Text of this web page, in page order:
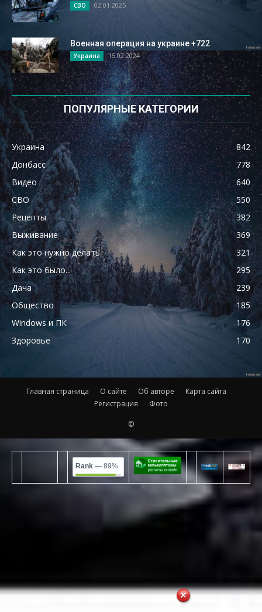
СВО 02.01.2025
Военная операция на украине +722
Украина 15.02.2024
ПОПУЛЯРНЫЕ КАТЕГОРИИ
Украина
842
Донбасс
778
Видео
640
СВО
550
Рецепты
382
Выживание
369
Как это нужно делать
321
Как это было...
295
Дача
239
Общество
185
Windows и ПК
176
Здоровье
170
Главная страница О сайте Об авторе
Карта сайта
Регистрация
Фото
©
Rank — 89%